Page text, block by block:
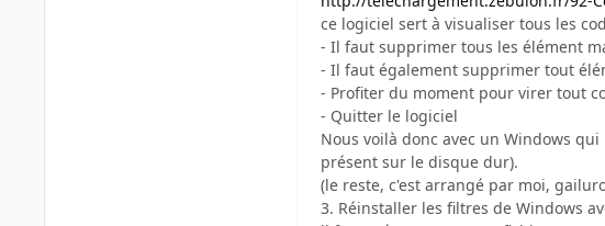
ce logiciel sert à visualiser tous les
- Il faut supprimer tous les élément
- Il faut également supprimer tout
- Profiter du moment pour virer tout
- Quitter le logiciel
Nous voilà donc avec un Windows
présent sur le disque dur).
(le reste, c'est arrangé par moi,
3. Réinstaller les filtres de Windows